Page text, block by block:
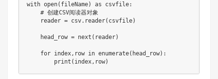
with open(fileName) as csvfile:
    # 创建CSV阅读器对象
    reader = csv.reader(csvfile)
    head_row = next(reader)
    for index,row in enumerate(head_row):
        print(index,row)